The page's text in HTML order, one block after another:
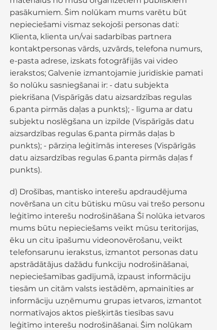
pasākumiem. Šim nolūkam mums varētu būt
nepieciešami vismaz sekojoši personas dati:
Klienta, klienta un/vai sadarbības partnera
kontaktpersonas vārds, uzvārds, telefona numurs,
e-pasta adrese, izskats fotogrāfijās vai video
ierakstos; Galvenie izmantojamie juridiskie pamati
šo nolūku sasniegšanai ir: - datu subjekta
piekrišana (Vispārīgās datu aizsardzības regulas
6.panta pirmās daļas a punkts); - līguma ar datu
subjektu noslēgšana un izpilde (Vispārīgās datu
aizsardzības regulas 6.panta pirmās daļas b
punkts); - pārziņa leģitīmās intereses (Vispārīgās
datu aizsardzības regulas 6.panta pirmās daļas f
punkts).
d) Drošības, mantisko interešu apdraudējuma
novēršana un citu būtisku mūsu vai trešo personu
leģitīmo interešu nodrošināšana Šī nolūka ietvaros
mums būtu nepieciešams veikt mūsu teritorijas,
ēku un citu īpašumu videonovērošanu, veikt
telefonsarunu ierakstus, izmantot personas datu
apstrādātājus dažādu funkciju nodrošināšanai,
nepieciešamības gadījumā, izpaust informāciju
tiesām un citām valsts iestādēm, apmainīties ar
informāciju uzņēmumu grupas ietvaros, izmantot
normatīvajos aktos piešķirtās tiesības savu
leģitīmo interešu nodrošināšanai. Šim nolūkam